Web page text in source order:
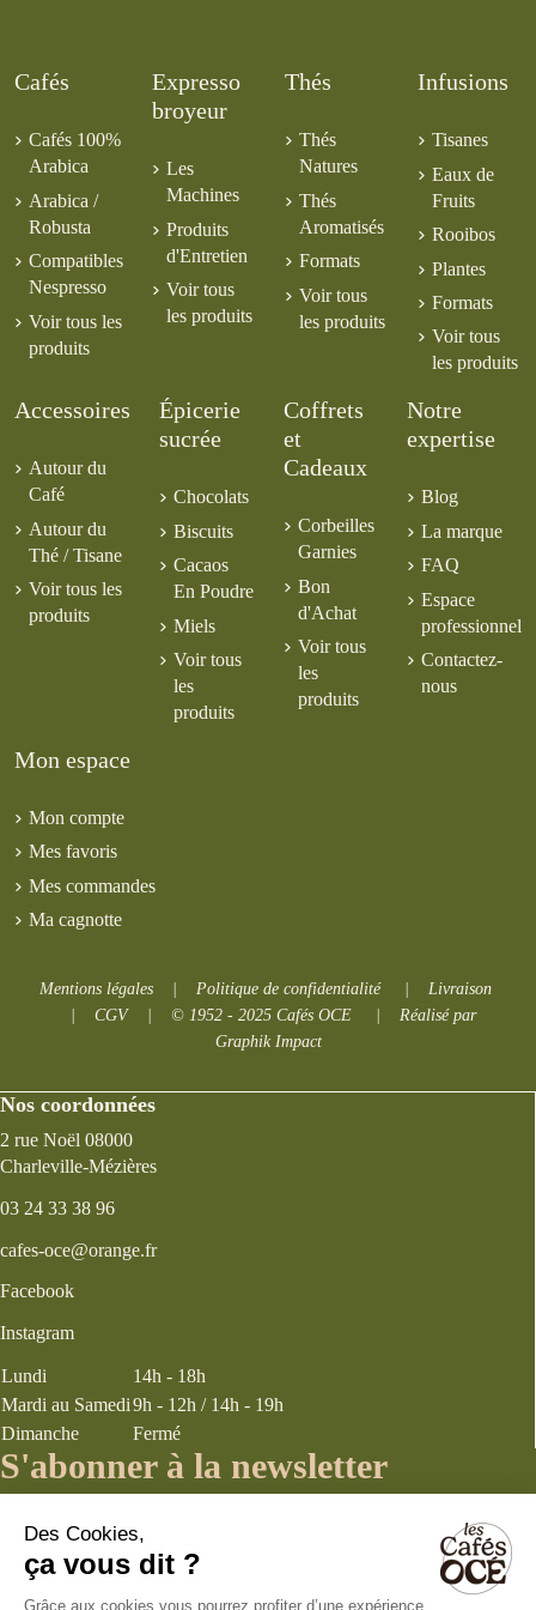
Cafés
Cafés 100%
Arabica
Arabica /
Robusta
Compatibles
Nespresso
Voir tous les
produits
Expresso
broyeur
Les
Machines
Produits
d'Entretien
Voir tous
les produits
Thés
Thés
Natures
Thés
Aromatisés
Formats
Voir tous
les produits
Infusions
Tisanes
Eaux de
Fruits
Rooibos
Plantes
Formats
Voir tous
les produits
Accessoires
Autour du
Café
Autour du
Thé / Tisane
Voir tous les
produits
Épicerie
sucrée
Chocolats
Biscuits
Cacaos
En Poudre
Miels
Voir tous
les
produits
Coffrets
et
Cadeaux
Corbeilles
Garnies
Bon
d'Achat
Voir tous
les
produits
Notre
expertise
Blog
La marque
FAQ
Espace
professionnel
Contactez-
nous
Mon espace
Mon compte
Mes favoris
Mes commandes
Ma cagnotte
Mentions légales Politique de confidentialité| Livraison
CGV| © 1952 - 2025 Cafés OCE| Réalisé par
Graphik Impact
Nos coordonnées
2 rue Noël 08000
Charleville-Mézières
03 24 33 38 96
cafes-oce@orange.fr
Facebook
Instagram
Lundi
14h - 18h
Mardi au Samedi9h - 12h / 14h - 19h
Dimanche
Fermé
S'abonner à la newsletter
énoncés dans la page politique de
confidentialité concernant la collecte d’informations